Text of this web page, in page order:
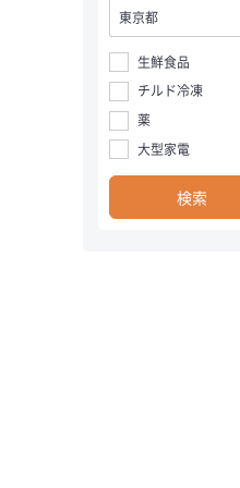
生鮮食品
チルド冷凍
薬
大型家電
検索